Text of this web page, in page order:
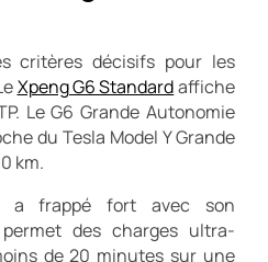
critères décisifs pour les
Xpeng G6 Standardaffiche
Le G6 Grande Autonomie
du Tesla Model Y Grande
km.
a frappé fort avec son
des charges ultra-
de 20 minutes sur une